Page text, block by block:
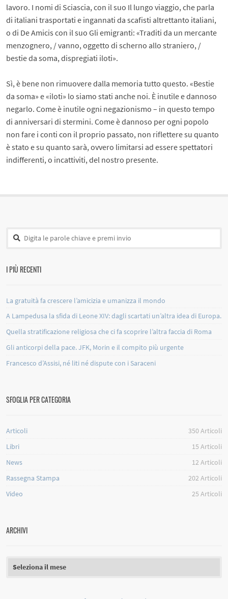
lavoro. I nomi di Sciascia, con il suo Il lungo viaggio, che parla
di italiani trasportati e ingannati da scafisti altrettanto italiani,
o di De Amicis con il suo Gli emigranti: «Traditi da un mercante
menzognero, / vanno, oggetto di scherno allo straniero, /
bestie da soma, dispregiati iloti».
Sì, è bene non rimuovere dalla memoria tutto questo. «Bestie
da soma» e «iloti» lo siamo stati anche noi. È inutile e dannoso
negarlo. Come è inutile ogni negazionismo – in questo tempo
di anniversari di stermini. Come è dannoso per ogni popolo
non fare i conti con il proprio passato, non riflettere su quanto
è stato e su quanto sarà, ovvero limitarsi ad essere spettatori
indifferenti, o incattiviti, del nostro presente.
I PIÙ RECENTI
La gratuità fa crescere l’amicizia e umanizza il mondo
A Lampedusa la sfida di Leone XIV: dagli scartati un’altra idea di Europa.
Quella stratificazione religiosa che ci fa scoprire l’altra faccia di Roma
Gli anticorpi della pace. JFK, Morin e il compito più urgente
Francesco d’Assisi, né liti né dispute con i Saraceni
SFOGLIA PER CATEGORIA
Articoli 350Articoli
Libri
15 Articoli
News
12Articoli
Rassegna Stampa
202Articoli
Video
25 Articoli
ARCHIVI